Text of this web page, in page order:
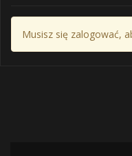
Musisz się zalogować,